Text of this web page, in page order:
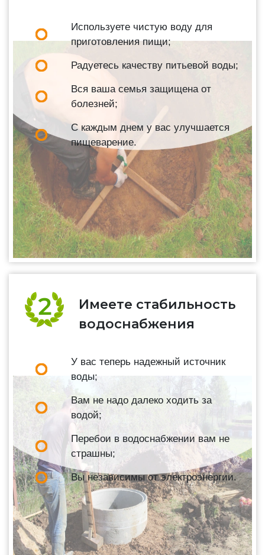
Используете чистую воду для
приготовления пищи;
Радуетесь качеству питьевой воды;
Вся ваша семья защищена от
болезней;
С каждым днем у вас улучшается
пищеварение.
Имеете стабильность
водоснабжения
У вас теперь надежный источник
воды;
Вам не надо далеко ходить за
водой;
Перебои в водоснабжении вам не
страшны;
Вы независимы от электроэнергии.